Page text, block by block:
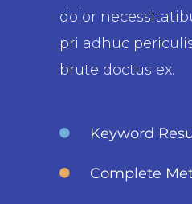
dolor
pri adhuc
brute doctus ex.
Keyword
Complete